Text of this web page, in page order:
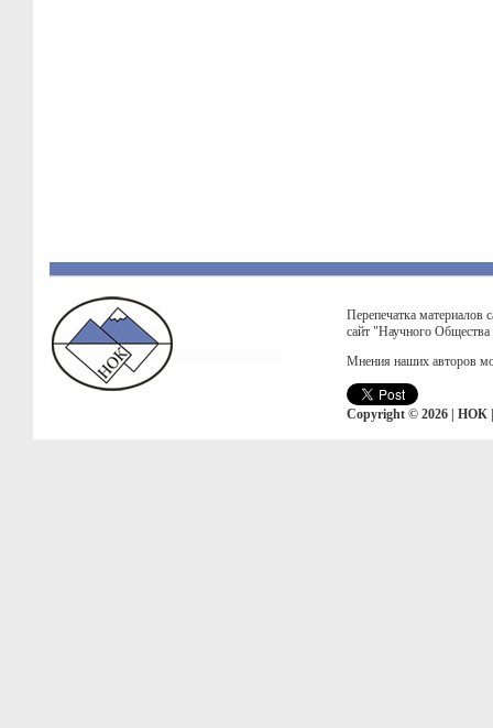
Перепечатка материалов
сайт "Научного
Мнения наших авторов
Copyright © 2026 | НОК